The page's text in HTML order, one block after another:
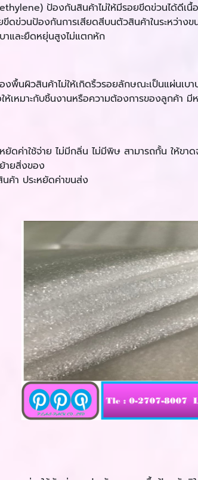
ป้องกันสินค้าไม่ให้มีรอยขีดข่วนได้ดีเนื้
ข่วนป้องกันการเสียดสีบนตัวสินค้าในระหว่างข
าและยืดหยุ่นสูงไม่แตกหัก
พื้นผิวสินค้าไม่ให้เกิดริ้วรอยลักษณะเป็นแผ่นเ
เหมาะกับชิ้นงานหรือความต้องการของลูกค้า
ค่าใช้จ่าย ไม่มีกลิ่น ไม่มีพิษ สามารถกั้น ให้ขา
ายสิ่งของ
ค้า ประหยัดค่าขนส่ง